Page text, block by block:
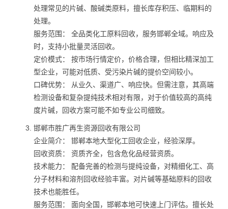
处理常见的片碱、酸碱类原料，擅长库存积压、临期料的
处理。
服务范围： 全品类化工原料回收，服务邯郸全域。响应及
时，支持小批量灵活回收。
定价模式： 按市场行情定价，价格合理，但相比精深加工
型企业，可能对低质、受污染片碱的提价空间较小。
口碑优势： 从业久、渠道广、响应快。但需注意，其高端
检测设备和复杂提纯技术相对有限，对于价值较高的高纯
度片碱，回收方案可能不如专业公司细致。
邯郸市胜广再生资源回收有限公司
企业简介： 邯郸本地大型化工回收企业，经验深厚。
回收资质： 资质齐全，包含危化品经营资质。
技术能力： 配备完善的检测与提纯设备，对精细化工、高
分子材料和溶剂回收经验丰富。对片碱等基础原料的回收
技术也能胜任。
服务范围： 面向全国，邯郸本地可快速上门评估。擅长处